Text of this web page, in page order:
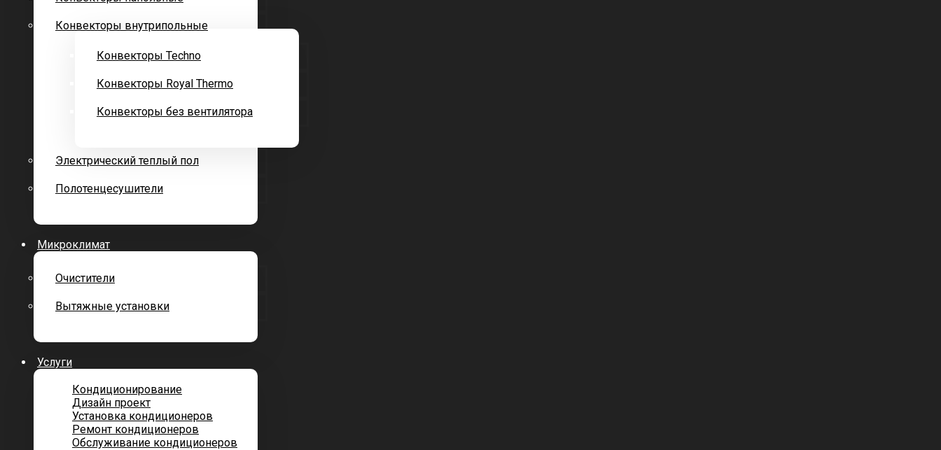
Конвекторы внутрипольные
Конвекторы Techno
Конвекторы Royal Thermo
Конвекторы без вентилятора
Электрический теплый пол
Полотенцесушители
Микроклимат
Очистители
Вытяжные установки
Услуги
Кондиционирование
Дизайн проект
Установка кондиционеров
Ремонт кондиционеров
Обслуживание кондиционеров